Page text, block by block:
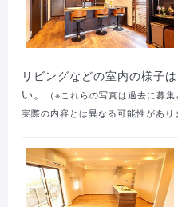
リビングなどの室内の様子
い。
（※これらの写真は過去に募
実際の内容とは異なる可能性があり